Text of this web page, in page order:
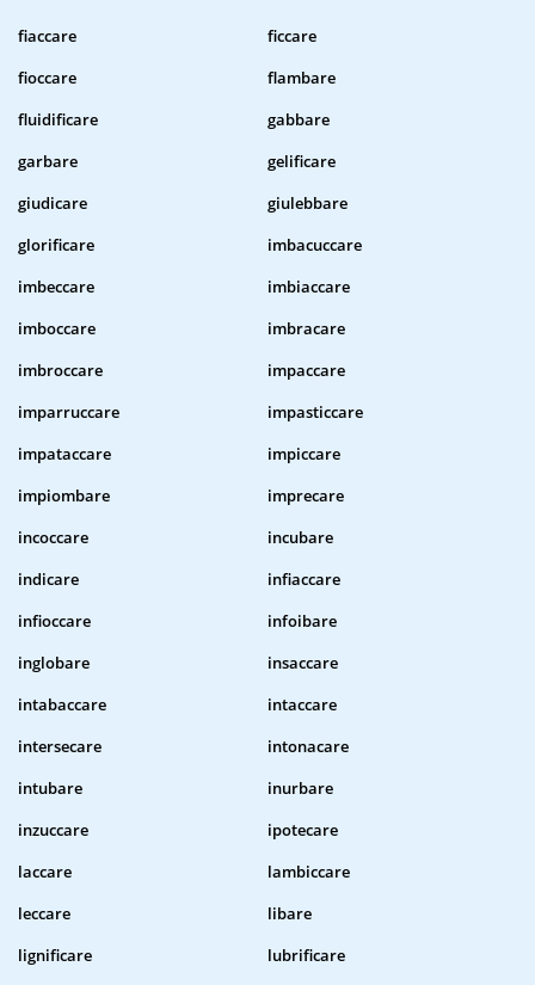
fiaccare
ficcare
fioccare
flambare
fluidificare
gabbare
garbare
gelificare
giudicare
giulebbare
glorificare
imbacuccare
imbeccare
imbiaccare
imboccare
imbracare
imbroccare
impaccare
imparruccare
impasticcare
impataccare
impiccare
impiombare
imprecare
incoccare
incubare
indicare
infiaccare
infioccare
infoibare
inglobare
insaccare
intabaccare
intaccare
intersecare
intonacare
intubare
inurbare
inzuccare
ipotecare
laccare
lambiccare
leccare
libare
lignificare
lubrificare